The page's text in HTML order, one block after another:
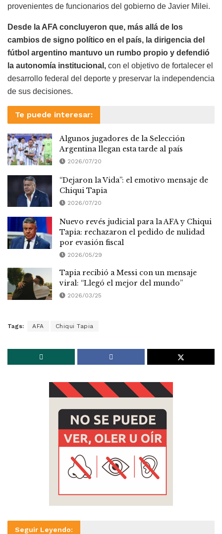
provenientes de funcionarios del gobierno de Javier Milei.
Desde la AFA concluyeron que, más allá de los
cambios de signo político en el país, la dirigencia del
fútbol argentino mantuvo un rumbo propio y defendió
la autonomía institucional, con el objetivo de fortalecer el
desarrollo federal del deporte y preservar la independencia
de sus decisiones.
Te puede interesar:
Algunos jugadores de la Selección
Argentina llegan esta tarde al país
2026/07/20
“Dejaron la Vida”: el emotivo mensaje de
Chiqui Tapia
2026/07/20
Nuevo revés judicial para la AFA y Chiqui
Tapia: rechazaron el pedido de nulidad
por evasión fiscal
2026/05/29
Tapia recibió a Messi con un mensaje
viral: “Llegó el mejor del mundo”
2026/03/25
Tags: AFA Chiqui Tapia
Seguir Leyendo: